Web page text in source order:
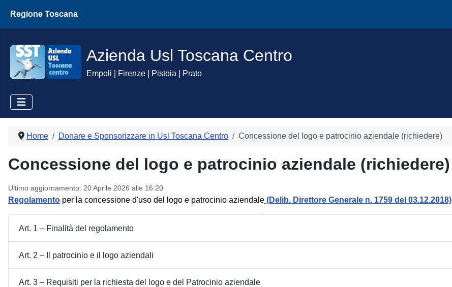
Regione Toscana
Azienda Usl Toscana Centro
Empoli | Firenze | Pistoia | Prato
Home Donare e Sponsorizzare in Usl Toscana Centro Concessione del logo e patrocinio aziendale (richiedere)
Concessione del logo e patrocinio aziendale (richiedere)
Ultimo aggiornamento: 20 Aprile 2026 alle 16:20
Regolamento per la concessione d'uso del logo e patrocinio aziendale (Delib. Direttore Generale n. 1759 del 03.12.2018)
Art. 1 – Finalità del regolamento
Art. 2 – Il patrocinio e il logo aziendali
Art. 3 – Requisiti per la richiesta del logo e del Patrocinio aziendale